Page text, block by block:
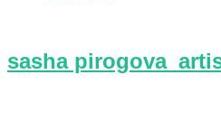
sasha